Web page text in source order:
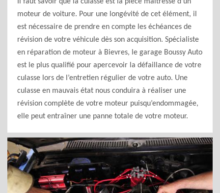
moteur de voiture. Pour une longévité de cet élément, il
est nécessaire de prendre en compte les échéances de
révision de votre véhicule dès son acquisition. Spécialiste
en réparation de moteur à Bievres, le garage Boussy Auto
est le plus qualifié pour apercevoir la défaillance de votre
culasse lors de l’entretien régulier de votre auto. Une
culasse en mauvais état nous conduira à réaliser une
révision complète de votre moteur puisqu’endommagée,
elle peut entraîner une panne totale de votre moteur.